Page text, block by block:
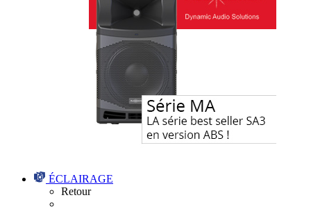
ÉCLAIRAGE
Retour